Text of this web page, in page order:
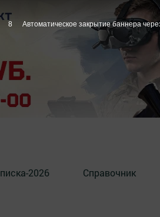
2026 Справочник
7 Автоматическое закрытие баннера